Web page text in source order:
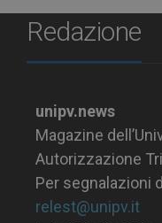
Redazione
unipv.news
Magazine
Autorizzazione
Per segnalazioni
relest@unipv.it